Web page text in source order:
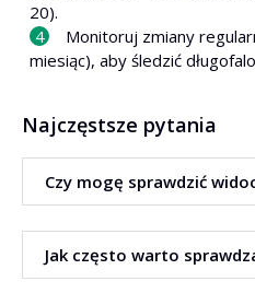
20).
Monitoruj zmiany
miesiąc), aby śledzić
Najczęstsze pytania
Czy mogę sprawdzić
Tak. Wpisz domenę
frazy i pozycje — to świetny
inspiracji. Warto ograniczyć
Jak często warto